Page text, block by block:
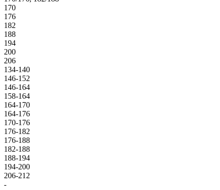
170
176
182
188
194
200
206
134-140
146-152
146-164
158-164
164-170
164-176
170-176
176-182
176-188
182-188
188-194
194-200
206-212
-